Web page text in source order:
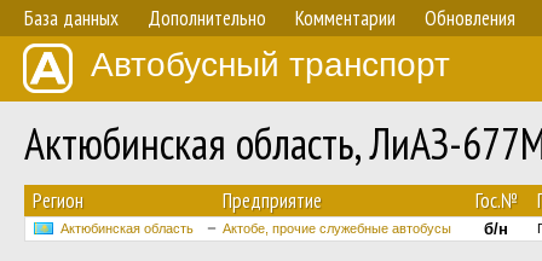
База данных Дополнительно Комментарии Обновления
Автобусный транспорт
Актюбинская область, ЛиАЗ-
Регион Предприятие Гос.№
Актюбинская область Актобе, прочие служебные автобусы б/н